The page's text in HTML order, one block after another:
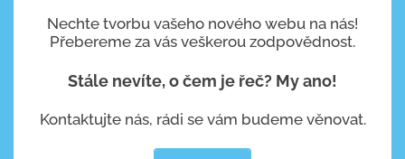
Nechte tvorbu vašeho nového webu na nás!
Přebereme za vás veškerou zodpovědnost.
Stále nevíte, o čem je řeč? My ano!
Kontaktujte nás, rádi se vám budeme věnovat.